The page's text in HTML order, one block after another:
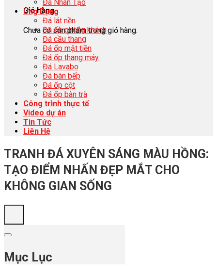
Giỏ hàng
Chưa có sản phẩm trong giỏ hàng.
Đá Nhân Tạo
Ứng Dụng
Đá lát nền
Đá ốp phòng khách
Đá cầu thang
Đá ốp mặt tiền
Đá ốp thang máy
Đá Lavabo
Đá bàn bếp
Đá ốp cột
Đá ốp bàn trà
Công trình thực tế
Video dự án
Tin Tức
Liên Hệ
TRANH ĐÁ XUYÊN SÁNG MÀU HỒNG:
TẠO ĐIỂM NHẤN ĐẸP MẮT CHO
KHÔNG GIAN SỐNG
Mục Lục